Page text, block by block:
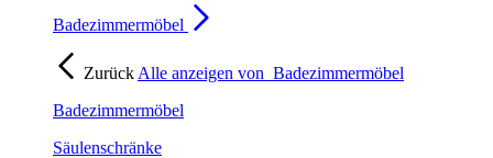
Badezimmermöbel
Zurück Alle anzeigen von Badezimmermöbel
Badezimmermöbel
Säulenschränke